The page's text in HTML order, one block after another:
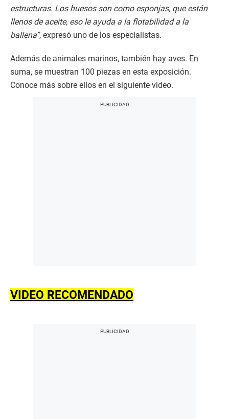
estructuras. Los huesos son como esponjas, que están
llenos de aceite, eso le ayuda a la flotabilidad a la
ballena”, expresó uno de los especialistas.
Además de animales marinos, también hay aves. En
suma, se muestran 100 piezas en esta exposición.
Conoce más sobre ellos en el siguiente video.
VIDEO RECOMENDADO